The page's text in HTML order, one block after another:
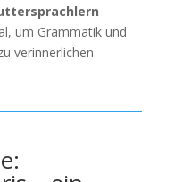
um Grammatik und
verinnerlichen.